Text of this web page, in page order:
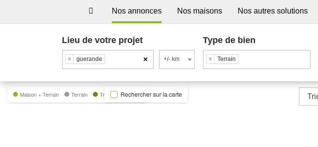
Nos annonces Nos maisons Nos autres solutions
Lieu de votre projet
×
× guerande +/- km
Type de bien
× Terrain
Maison + Terrain Terrain Trecobat GreenRechercher sur la carte